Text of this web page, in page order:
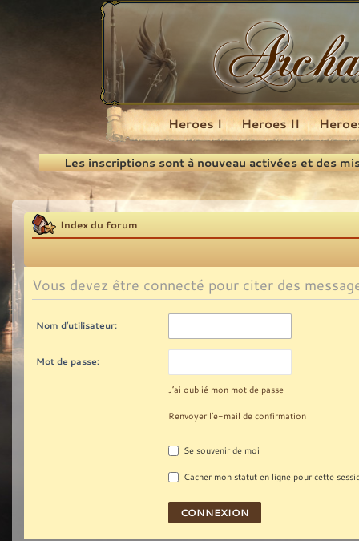
Recherche
Heroes I Heroes II
Les inscriptions sont à nouveau activées et des
Index du forum
Vous devez être connecté pour citer des
Nom d’utilisateur:
Mot de passe:
J’ai oublié mon mot de passe
Renvoyer l’e-mail de confirmation
Se souvenir de moi
Cacher mon statut en ligne pour cette